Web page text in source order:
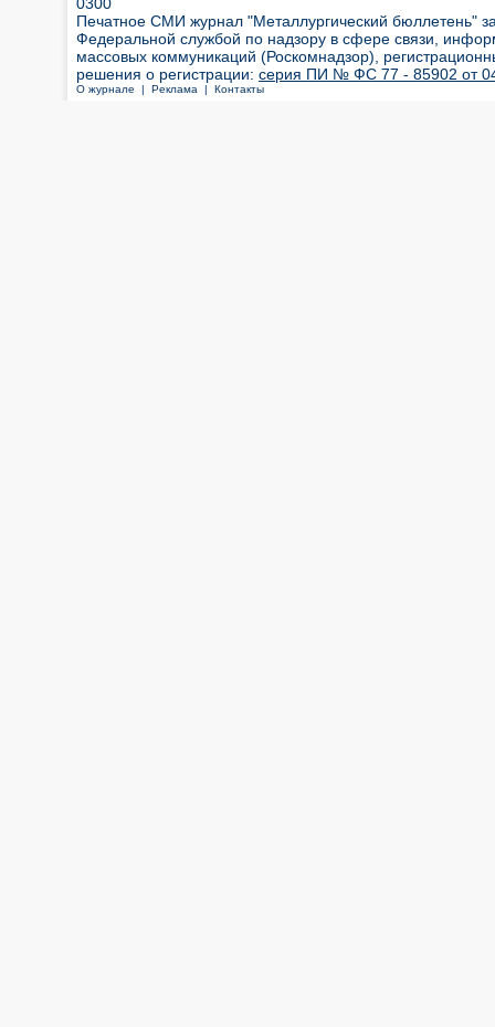
Печатное СМИ журнал "Металлургический бюллетень"
Федеральной службой по надзору в сфере связи,
массовых коммуникаций (Роскомнадзор),
решения о регистрации: серия ПИ № ФС 77 - 85902 от 04
О журнале | Реклама | Контакты